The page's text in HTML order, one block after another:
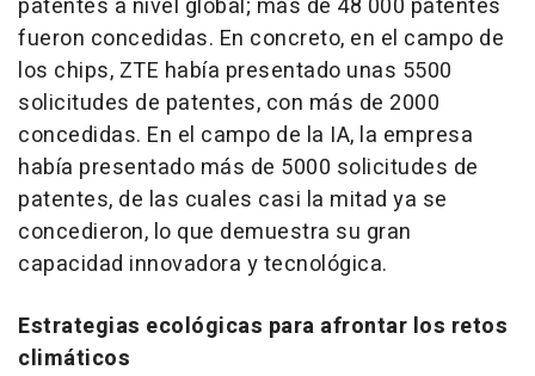
patentes a nivel global; más de 48 000 patentes
fueron concedidas. En concreto, en el campo de
los chips, ZTE había presentado unas 5500
solicitudes de patentes, con más de 2000
concedidas. En el campo de la IA, la empresa
había presentado más de 5000 solicitudes de
patentes, de las cuales casi la mitad ya se
concedieron, lo que demuestra su gran
capacidad innovadora y tecnológica.
Estrategias ecológicas para afrontar los retos
climáticos